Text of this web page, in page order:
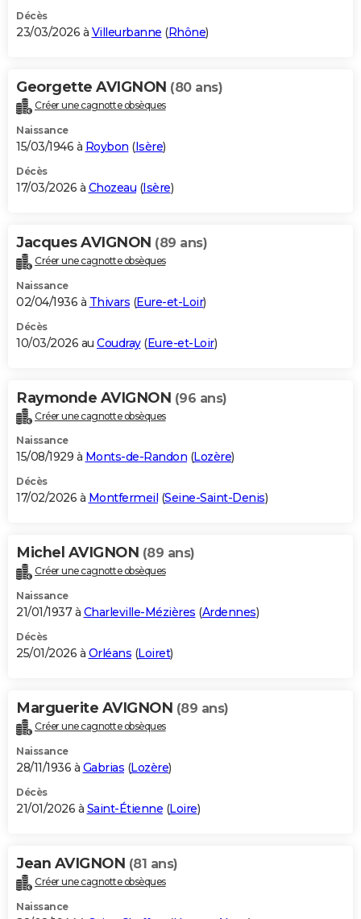
Décès
23/03/2026 à Villeurbanne (Rhône)
Georgette AVIGNON (80 ans)
Créer une cagnotte obsèques
Naissance
15/03/1946 à Roybon (Isère)
Décès
17/03/2026 à Chozeau (Isère)
Jacques AVIGNON (89 ans)
Créer une cagnotte obsèques
Naissance
02/04/1936 à Thivars (Eure-et-Loir)
Décès
10/03/2026 au Coudray(Eure-et-Loir)
Raymonde AVIGNON (96 ans)
Créer une cagnotte obsèques
Naissance
15/08/1929 à Monts-de-Randon (Lozère)
Décès
17/02/2026 à Montfermeil (Seine-Saint-Denis)
Michel AVIGNON (89 ans)
Créer une cagnotte obsèques
Naissance
21/01/1937 à Charleville-Mézières (Ardennes)
Décès
25/01/2026 à Orléans (Loiret)
Marguerite AVIGNON (89 ans)
Créer une cagnotte obsèques
Naissance
28/11/1936 à Gabrias (Lozère)
Décès
21/01/2026 à Saint-Étienne (Loire)
Jean AVIGNON (81 ans)
Créer une cagnotte obsèques
Naissance